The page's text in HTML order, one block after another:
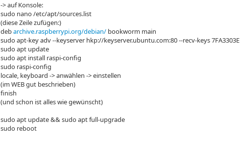
-> auf Konsole:
sudo nano /etc/apt/sources.list
(diese Zeile zufügen:)
debarchive.raspberrypi.org/debian/ bookworm main
sudo apt-key adv --keyserver hkp://keyserver.ubuntu.com:80 --recv-keys 7FA3303E
sudo apt update
sudo apt install raspi-config
sudo raspi-config
locale, keyboard -> anwählen -> einstellen
(im WEB gut beschrieben)
finish
(und schon ist alles wie gewünscht)
sudo apt update && sudo apt full-upgrade
sudo reboot